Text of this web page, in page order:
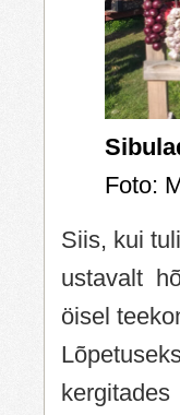
Foto:
Siis, kui
ustavalt
öisel